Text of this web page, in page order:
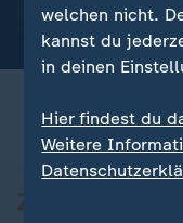
mit Video 0:20
welchen nicht.
kannst du
in deinen
Hier findest du
Weitere